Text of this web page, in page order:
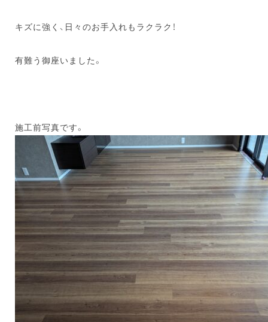
キズに強く、日々のお手入れもラクラク！
有難う御座いました。
施工前写真です。